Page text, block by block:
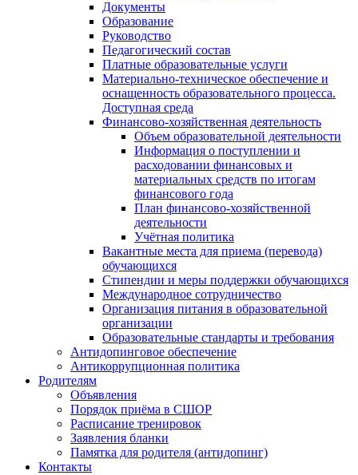
Документы
Образование
Руководство
Педагогический состав
Платные образовательные услуги
Материально-техническое обеспечение и
оснащенность образовательного процесса.
Доступная среда
Финансово-хозяйственная деятельность
Объем образовательной деятельности
Информация о поступлении и
расходовании финансовых и
материальных средств по итогам
финансового года
План финансово-хозяйственной
деятельности
Учётная политика
Вакантные места для приема (перевода)
обучающихся
Стипендии и меры поддержки обучающихся
Международное сотрудничество
Организация питания в образовательной
организации
Образовательные стандарты и требования
Антидопинговое обеспечение
Антикоррупционная политика
Родителям
Объявления
Порядок приёма в СШОР
Расписание тренировок
Заявления бланки
Памятка для родителя (антидопинг)
Контакты